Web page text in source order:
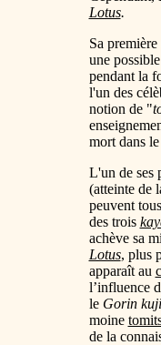
Lotus.
Sa
une
pendant la
l'un des
notion de "
mort dans
L'un de ses
(atteinte de
peuvent
des trois
achève sa
Lotus, plus
apparaît au
l’influence
le Gorin
moine
de la